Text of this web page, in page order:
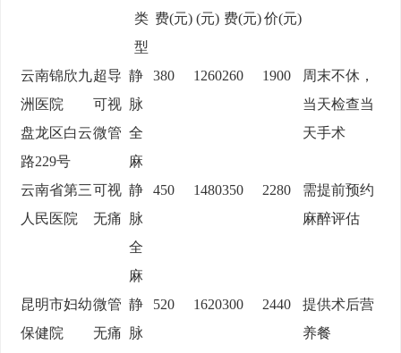
类
型
费(元) (元) 费(元)价(元)
云南锦欣九
洲医院
盘龙区白云
路229号
超导
可视
微管
静
脉
全
麻
380 1260260 1900
周末不休，
当天检查当
天手术
云南省第三
人民医院
可视
无痛
静
脉
全
麻
450 1480350 2280
需提前预约
麻醉评估
昆明市妇幼
保健院
微管
无痛
静
脉
520 1620300 2440
提供术后营
养餐